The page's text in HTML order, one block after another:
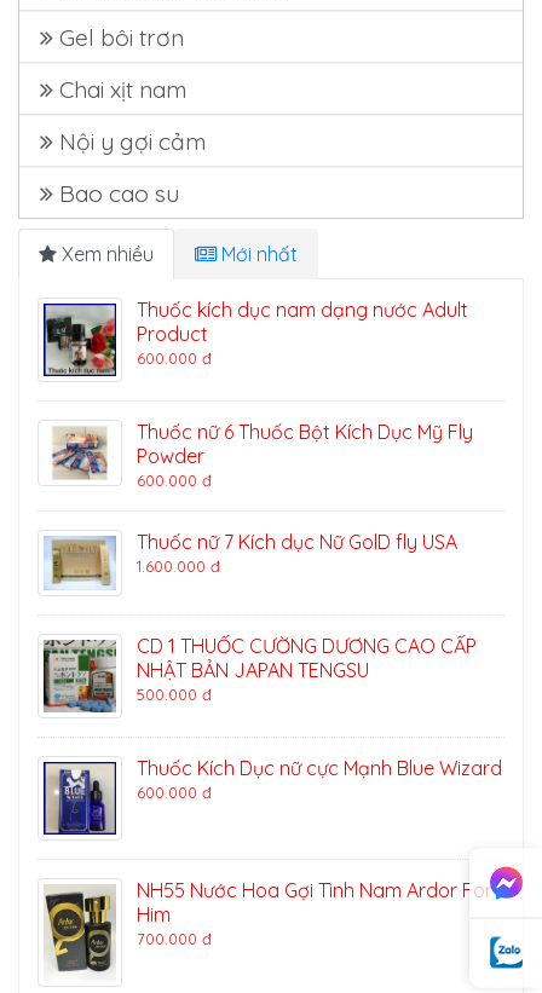
Gel bôi trơn
Chai xịt nam
Nội y gợi cảm
Bao cao su
Xem nhiều Mới nhất
Thuốc kích dục nam dạng nước Adult
Product
600.000 đ
Thuốc nữ 6 Thuốc Bột Kích Dục Mỹ Fly
Powder
600.000 đ
Thuốc nữ 7 Kích dục Nữ GolD fly USA
1.600.000 đ
CD 1 THUỐC CƯỜNG DƯƠNG CAO CẤP
NHẬT BẢN JAPAN TENGSU
500.000 đ
Thuốc Kích Dục nữ cực Mạnh Blue Wizard
600.000 đ
NH55 Nước Hoa Gợi Tình Nam Ardor For
Him
700.000 đ